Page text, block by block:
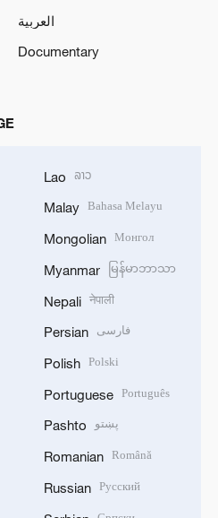
العربية
Documentary
Lao ລາວ
Malay Bahasa Melayu
Mongolian Монгол
Myanmar မြန်မာဘာသာ
Nepali नेपाली
Persian فارسی
Polish Polski
Portuguese Português
Pashto پښتو
Romanian Română
Russian Русский